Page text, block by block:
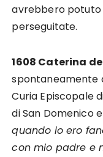
avrebbero
perseguitate.
1608 Caterina
spontaneamente
Curia Episcopale
di San Domenico
quando io ero
con mio padre e